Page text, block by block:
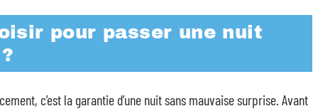
pour passer une nuit
c’est la garantie d’une nuit sans mauvaise surprise. Avant